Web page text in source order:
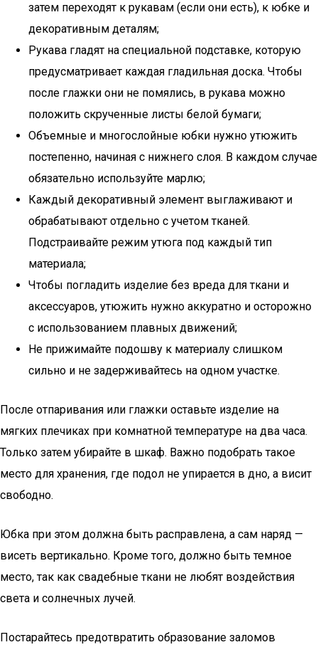
затем переходят к рукавам (если они есть), к юбке и
декоративным деталям;
Рукава гладят на специальной подставке, которую
предусматривает каждая гладильная доска. Чтобы
после глажки они не помялись, в рукава можно
положить скрученные листы белой бумаги;
Объемные и многослойные юбки нужно утюжить
постепенно, начиная с нижнего слоя. В каждом случае
обязательно используйте марлю;
Каждый декоративный элемент выглаживают и
обрабатывают отдельно с учетом тканей.
Подстраивайте режим утюга под каждый тип
материала;
Чтобы погладить изделие без вреда для ткани и
аксессуаров, утюжить нужно аккуратно и осторожно
с использованием плавных движений;
Не прижимайте подошву к материалу слишком
сильно и не задерживайтесь на одном участке.
После отпаривания или глажки оставьте изделие на
мягких плечиках при комнатной температуре на два часа.
Только затем убирайте в шкаф. Важно подобрать такое
место для хранения, где подол не упирается в дно, а висит
свободно.
Юбка при этом должна быть расправлена, а сам наряд —
висеть вертикально. Кроме того, должно быть темное
место, так как свадебные ткани не любят воздействия
света и солнечных лучей.
Постарайтесь предотвратить образование заломов